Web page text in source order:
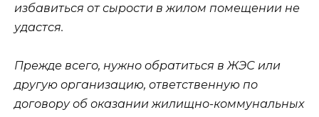
избавиться от сырости в жилом помещении не
удастся.
Прежде всего, нужно обратиться в ЖЭС или
другую организацию, ответственную по
договору об оказании жилищно-коммунальных